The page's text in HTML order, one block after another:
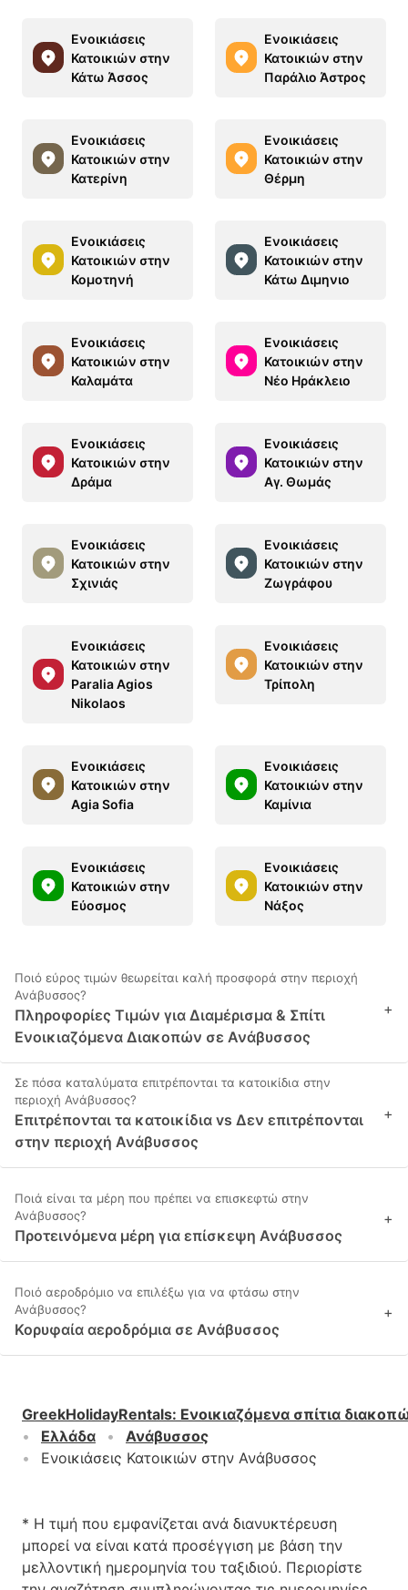
Ενοικιάσεις
Κατοικιών στην
Κάτω Άσσος
Ενοικιάσεις
Κατοικιών στην
Παράλιο Άστρος
Ενοικιάσεις
Κατοικιών στην
Κατερίνη
Ενοικιάσεις
Κατοικιών στην
Θέρμη
Ενοικιάσεις
Κατοικιών στην
Κομοτηνή
Ενοικιάσεις
Κατοικιών στην
Κάτω Διμηνιo
Ενοικιάσεις
Κατοικιών στην
Καλαμάτα
Ενοικιάσεις
Κατοικιών στην
Νέο Ηράκλειο
Ενοικιάσεις
Κατοικιών στην
Δράμα
Ενοικιάσεις
Κατοικιών στην
Αγ. Θωμάς
Ενοικιάσεις
Κατοικιών στην
Σχινιάς
Ενοικιάσεις
Κατοικιών στην
Ζωγράφου
Ενοικιάσεις
Κατοικιών στην
Paralia Agios
Nikolaos
Ενοικιάσεις
Κατοικιών στην
Τρίπολη
Ενοικιάσεις
Κατοικιών στην
Agia Sofia
Ενοικιάσεις
Κατοικιών στην
Καμίνια
Ενοικιάσεις
Κατοικιών στην
Εύοσμος
Ενοικιάσεις
Κατοικιών στην
Νάξος
Ποιό εύρος τιμών θεωρείται καλή προσφορά στην περιοχή
Ανάβυσσος?
Πληροφορίες Τιμών για Διαμέρισμα & Σπίτι
Ενοικιαζόμενα Διακοπών σε Ανάβυσσος
+
Σε πόσα καταλύματα επιτρέπονται τα κατοικίδια στην
περιοχή Ανάβυσσος?
Επιτρέπονται τα κατοικίδια vs Δεν επιτρέπονται
στην περιοχή Ανάβυσσος
+
Ποιά είναι τα μέρη που πρέπει να επισκεφτώ στην
Ανάβυσσος?
Προτεινόμενα μέρη για επίσκεψη Ανάβυσσος
+
Ποιό αεροδρόμιο να επιλέξω για να φτάσω στην
Ανάβυσσος?
Κορυφαία αεροδρόμια σε Ανάβυσσος
+
GreekHolidayRentals: Ενοικιαζόμενα σπίτια
Ελλάδα
Ανάβυσσος
Ενοικιάσεις Κατοικιών στην Ανάβυσσος
* Η τιμή που εμφανίζεται ανά διανυκτέρευση
μπορεί να είναι κατά προσέγγιση με βάση την
μελλοντική ημερομηνία του ταξιδιού. Περιορίστε